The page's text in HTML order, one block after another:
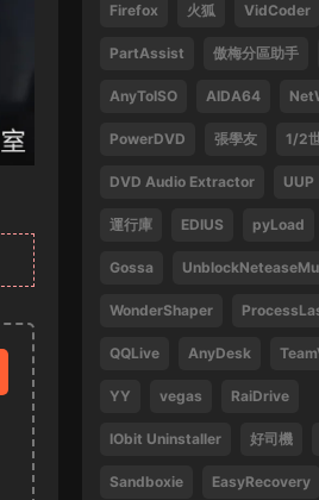
袁鳳瑛 天若有情
唱會香港站
13612396082 • 2024-09-27
感謝
來源： 林子祥&趙增熹 2013 絕對
Tsang Hei 2013 Blu-ray 1080i
470859 • 2024-09-03
感謝分享
Firefox 火狐 VidCoder
PartAssist 傲梅分區助手
AnyToISO AIDA64
PowerDVD 張學友 1/2
DVD Audio Extractor UUP
運行庫 EDIUS pyLoad
Gossa
WonderShaper
QQLive AnyDesk
YY vegas RaiDrive
IObit Uninstaller 好司機
Sandboxie EasyRecovery